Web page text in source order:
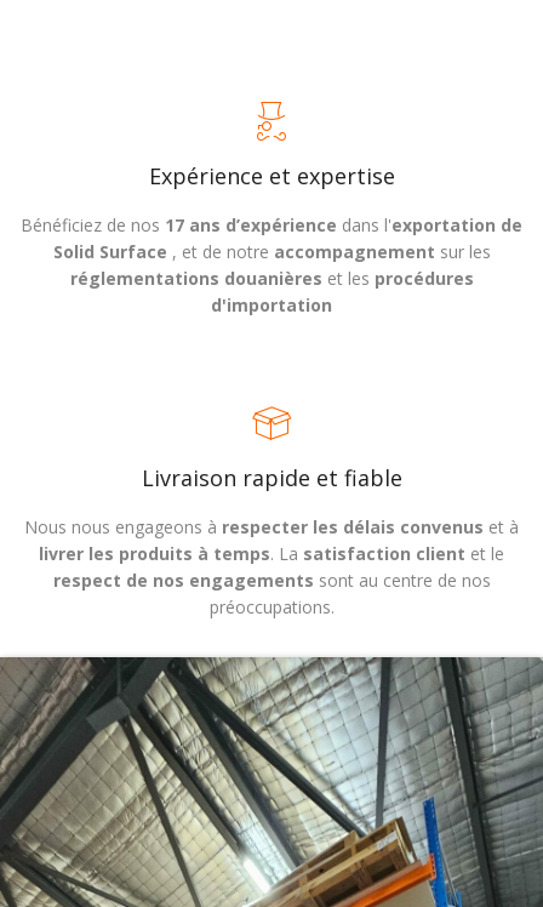
Expérience et expertise
Bénéficiez de nos 17 ans d’expérience dans l'exportation de
Solid Surface , et de notre accompagnement sur les
réglementations douanières et les procédures
d'importation
Livraison rapide et fiable
Nous nous engageons à respecter les délais convenus et à
livrer les produits à temps. La satisfaction client et le
respect de nos engagements sont au centre de nos
préoccupations.